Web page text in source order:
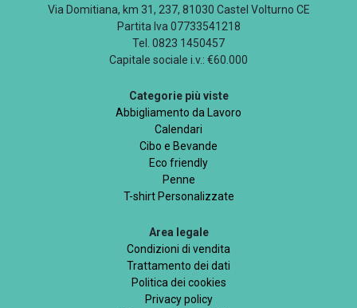
Via Domitiana, km 31, 237, 81030 Castel Volturno CE
Partita Iva 07733541218
Tel. 0823 1450457
Capitale sociale i.v.: €60.000
Categorie più viste
Abbigliamento da Lavoro
Calendari
Cibo e Bevande
Eco friendly
Penne
T-shirt Personalizzate
Area legale
Condizioni di vendita
Trattamento dei dati
Politica dei cookies
Privacy policy